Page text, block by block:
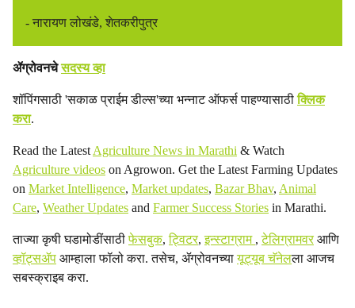
- नारायण लोखंडे, शेतकरीपुत्र
ॲग्रोवनचेसदस्य व्हा
शॉपिंगसाठी 'सकाळ प्राईम डील्स'च्या भन्नाट ऑफर्स पाहण्यासाठीक्लिक
करा.
Read the Latest Agriculture News in Marathi & Watch
Agriculture videos on Agrowon. Get the Latest Farming Updates
on Market Intelligence, Market updates, Bazar Bhav, Animal
Care, Weather Updates and Farmer Success Stories in Marathi.
ताज्या कृषी घडामोडींसाठीफेसबुक,ट्विटर,इन्स्टाग्राम ,टेलिग्रामवरआणि
व्हॉट्सॲप आम्हाला फॉलो करा. तसेच, ॲग्रोवनच्यायूट्यूब चॅनेलला आजच
सबस्क्राइब करा.